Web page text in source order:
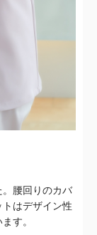
腰回りのカバ
はデザイン性
す。